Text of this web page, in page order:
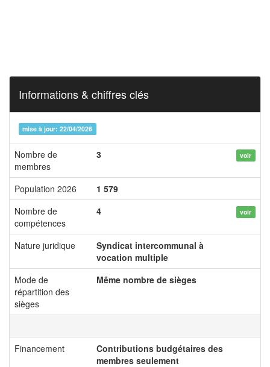
Informations & chiffres clés
mise à jour: 22/04/2026
Nombre de
membres
3 voir
Population 2026
1 579
Nombre de
compétences
4 voir
Nature juridique
Syndicat intercommunal à
vocation multiple
Mode de
répartition des
sièges
Même nombre de sièges
Financement
Contributions budgétaires des
membres seulement